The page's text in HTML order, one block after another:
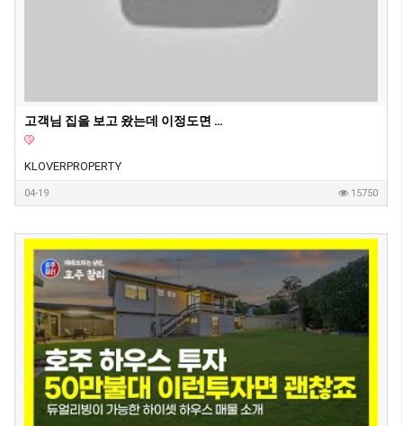
고객님 집을 보고 왔는데 이정도면 제가 들어가서 살고싶은 딱 그 집이네요. 호주 부동산 투자, 내집마련할때 고려하면 좋은 옵션들
KLOVERPROPERTY
04-19 15750